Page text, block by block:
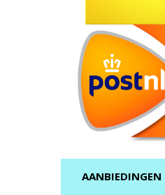
AANBIEDINGEN